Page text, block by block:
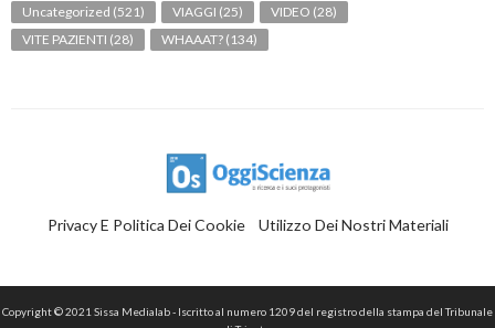
Uncategorized (521) VIAGGI (25) VIDEO (28)
VITE PAZIENTI (28) WHAAAT? (134)
Privacy E Politica Dei Cookie Utilizzo Dei Nostri Materiali
Copyright © 2021 Sissa Medialab - Iscritto al numero 1209 del registro della stampa del Tribunale